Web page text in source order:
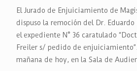
El Jurado de Enjuiciamiento de
dispuso la remoción del Dr. Eduardo
el expediente N° 36 caratulado
Freiler s/ pedido de
mañana de hoy, en la Sala de